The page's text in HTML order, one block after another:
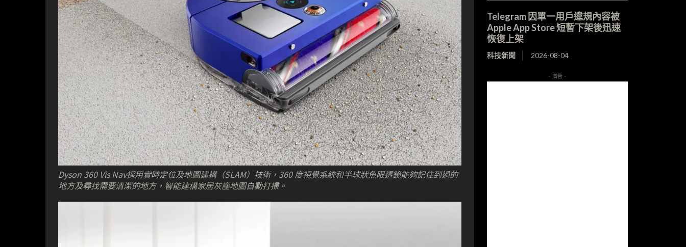
Dyson 360 Vis Nav採用實時定位及地圖建構（SLAM）技術，360 度視覺系統和半球狀魚眼透鏡能夠記住到過的
地方及尋找需要清潔的地方，智能建構家居灰塵地圖自動打掃。
Telegram 因單一用戶違規內容被
Apple App Store 短暫下架後迅速
恢復上架
科技新聞 2026-08-04
- 廣告 -